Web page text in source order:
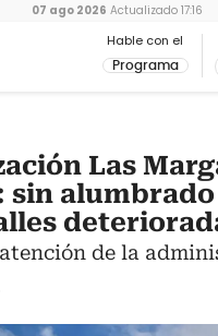
Hable con el
Programa
07 ago 2026 Actualizado 17:16
Las
sin
de la